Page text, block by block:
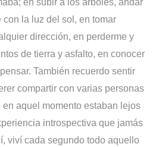
la luz del sol, en tomar
dirección, en perderme y
de tierra y asfalto, en conocer
También recuerdo sentir
compartir con varias personas
aquel momento estaban lejos
introspectiva que jamás
viví cada segundo todo aquello